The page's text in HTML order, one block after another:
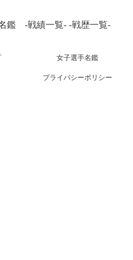
鑑 -戦績一覧- -戦歴一覧-
女子選手名鑑
プライバシーポリシー